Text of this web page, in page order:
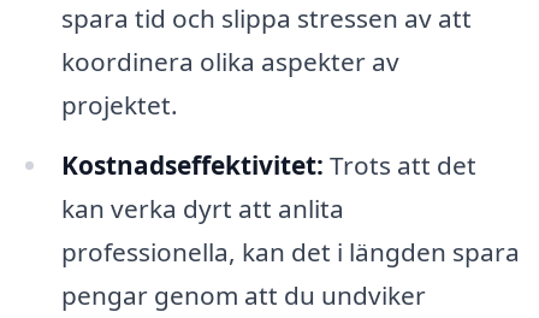
spara tid och slippa stressen av att
koordinera olika aspekter av
projektet.
Kostnadseffektivitet: Trots att det
kan verka dyrt att anlita
professionella, kan det i längden spara
pengar genom att du undviker